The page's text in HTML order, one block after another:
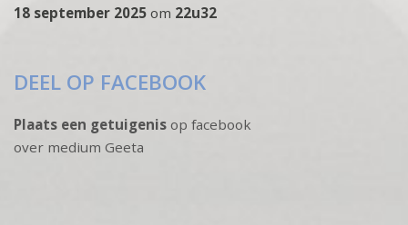
18 september 2025 om 22u32
DEEL OP FACEBOOK
Plaats een getuigenis op facebook
over medium Geeta